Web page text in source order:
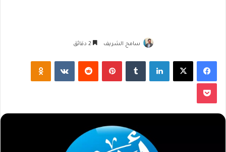
سامح الشريف
فيسبوك لينكدإن بينتيريست